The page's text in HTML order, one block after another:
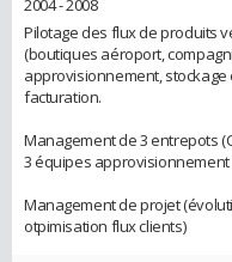
2004 - 2008
Pilotage des flux de produits
(boutiques aéroport,
approvisionnement,
facturation.
Management de 3 entrepots
3 équipes
Management de projet
otpimisation flux clients)